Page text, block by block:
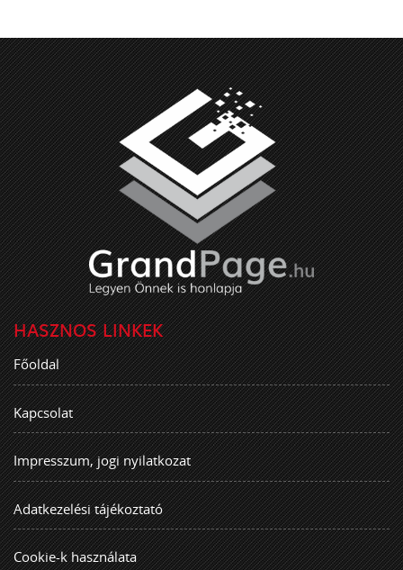
HASZNOS LINKEK
Főoldal
Kapcsolat
Impresszum, jogi nyilatkozat
Adatkezelési tájékoztató
Cookie-k használata